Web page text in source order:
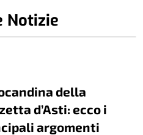
Notizie
della
d’Asti: ecco i
argomenti